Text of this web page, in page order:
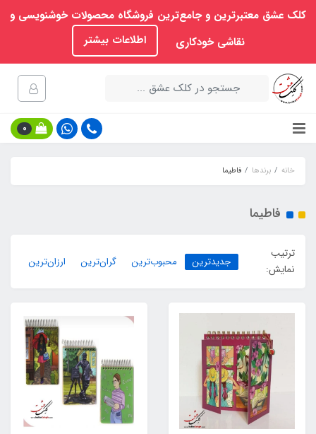
کلک عشق معتبرترین و جامع‌ترین فروشگاه محصولات خوشنویسی و
نقاشی خودکاری
اطلاعات بیشتر
0
خانه برندها فاطیما
فاطیما
ترتیب
نمایش:
جدیدترین محبوب‌ترین گران‌ترین ارزان‌ترین